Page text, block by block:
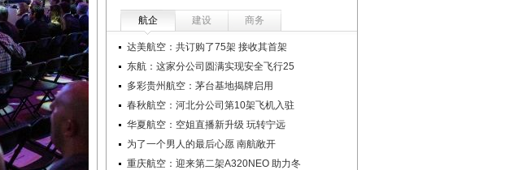
航企 建设 商务
达美航空：共订购了75架 接收其首架
东航：这家分公司圆满实现安全飞行25
多彩贵州航空：茅台基地揭牌启用
春秋航空：河北分公司第10架飞机入驻
华夏航空：空姐直播新升级 玩转宁远
为了一个男人的最后心愿 南航敞开
重庆航空：迎来第二架A320NEO 助力冬